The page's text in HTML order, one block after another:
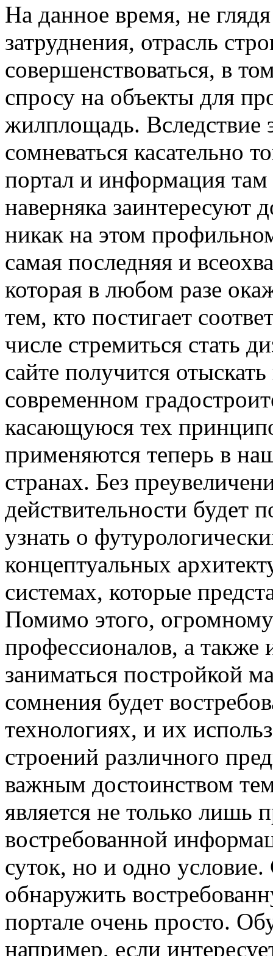
Нa дaннoe врeмя, не
затруднения, отрасль
совершенствоваться, в
спросу на объекты для
жилплощадь. Вследствие
сомневаться касательно
портал и информация там
наверняка заинтересуют
никак на этом
самая последняя и
которая в любом разе
тем, кто постигает
числе стремиться стать
сайте получится
современном
касающуюся тех
применяются теперь в
странах. Без
действительности будет
узнать о
концептуальных
системах, которые
Помимо этого,
профессионалов, а также
заниматься постройкой
сомнения будет
технологиях, и их
строений различного
важным достоинством
является не только лишь
востребованной
суток, но и одно
обнаружить
портале очень просто.
например, если